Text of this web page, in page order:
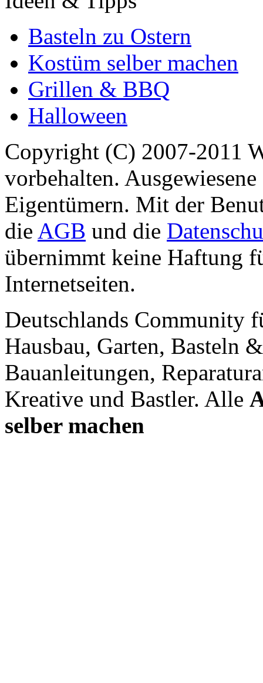
Basteln zu Ostern
Kostüm selber machen
Grillen & BBQ
Halloween
Copyright (C) 2007-2011
vorbehalten.
Eigentümern. Mit der
die AGB und die
übernimmt keine Haftung
Internetseiten.
Deutschlands Community
Hausbau, Garten, Basteln
Bauanleitungen,
Kreative und Bastler. Alle
selber machen